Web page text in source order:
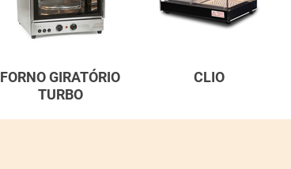
FORNO GIRATÓRIO
TURBO
CLIO